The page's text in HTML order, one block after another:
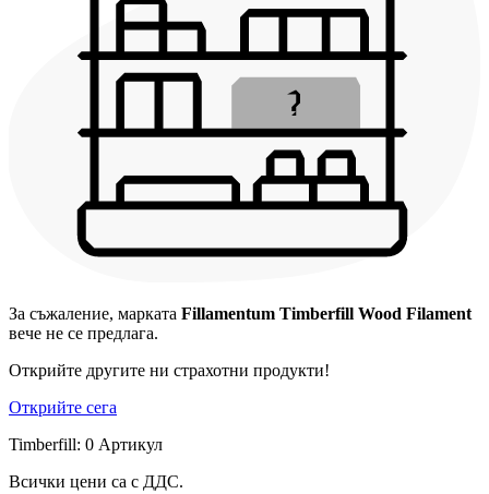
За съжаление, марката Fillamentum Timberfill Wood Filament
вече не се предлага.
Открийте другите ни страхотни продукти!
Открийте сега
Timberfill: 0 Артикул
Всички цени са с ДДС.